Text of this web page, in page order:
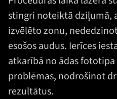
stingri noteiktā dziļumā,
izvēlēto zonu,
esošos audus. Ierīces
atkarībā no ādas
problēmas, nodrošinot
rezultātus.